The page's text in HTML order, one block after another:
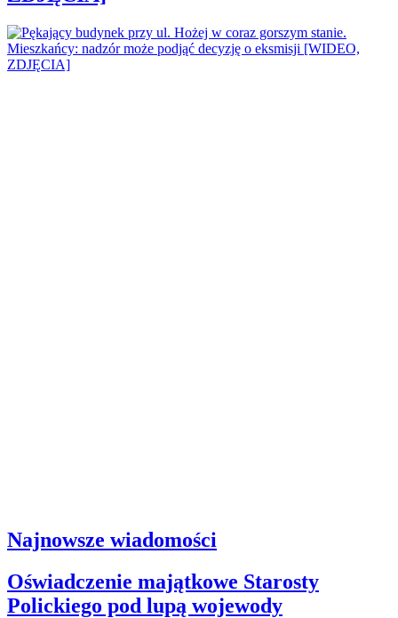
Najnowsze wiadomości
Oświadczenie majątkowe Starosty
Polickiego pod lupą wojewody